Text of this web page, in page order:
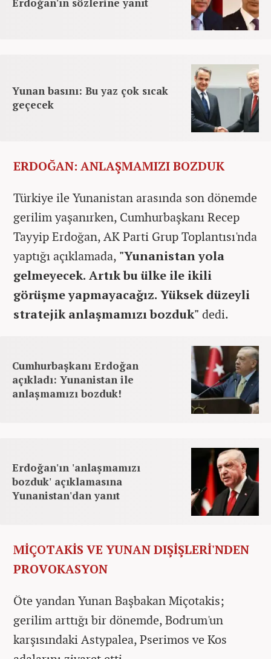
Yunan basını: Bu yaz çok sıcak
geçecek
ERDOĞAN: ANLAŞMAMIZI BOZDUK
Türkiye ile Yunanistan arasında son dönemde
gerilim yaşanırken, Cumhurbaşkanı Recep
Tayyip Erdoğan, AK Parti Grup Toplantısı'nda
yaptığı açıklamada, "Yunanistan yola
gelmeyecek. Artık bu ülke ile ikili
görüşme yapmayacağız. Yüksek düzeyli
stratejik anlaşmamızı bozduk" dedi.
Cumhurbaşkanı Erdoğan
açıkladı: Yunanistan ile
anlaşmamızı bozduk!
Erdoğan'ın 'anlaşmamızı
bozduk' açıklamasına
Yunanistan'dan yanıt
MİÇOTAKİS VE YUNAN DIŞİŞLERİ'NDEN
PROVOKASYON
Öte yandan Yunan Başbakan Miçotakis;
gerilim arttığı bir dönemde, Bodrum'un
karşısındaki Astypalea, Pserimos ve Kos